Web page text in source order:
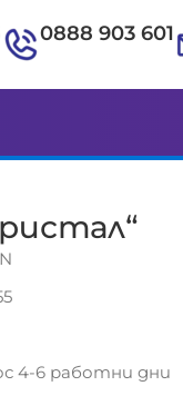
0888 903 601
4-6 работни дни